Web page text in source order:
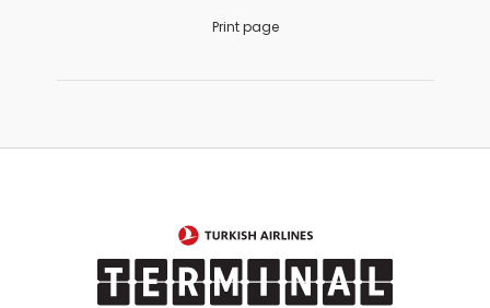
Print page